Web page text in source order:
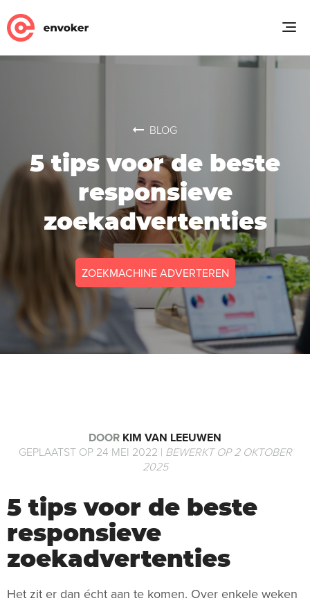
BLOG
5 tips voor de beste
responsieve
zoekadvertenties
ZOEKMACHINE ADVERTEREN
DOOR KIM VAN LEEUWEN
GEPLAATST OP 24 MEI 2022 | BEWERKT OP 2 OKTOBER
2025
5 tips voor de beste
responsieve
zoekadvertenties
Het zit er dan écht aan te komen. Over enkele weken